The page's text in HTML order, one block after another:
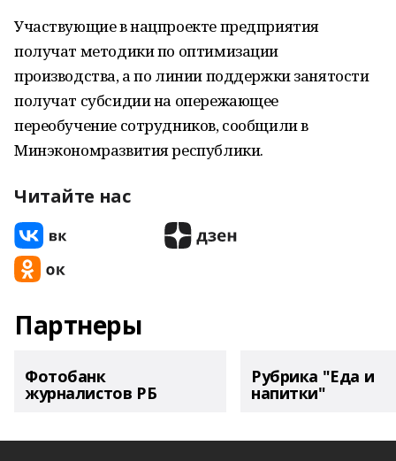
Участвующие в нацпроекте предприятия
получат методики по оптимизации
производства, а по линии поддержки занятости
получат субсидии на опережающее
переобучение сотрудников, сообщили в
Минэкономразвития республики.
Читайте нас
Партнеры
Фотобанк
журналистов РБ
Рубрика "Еда и
напитки"